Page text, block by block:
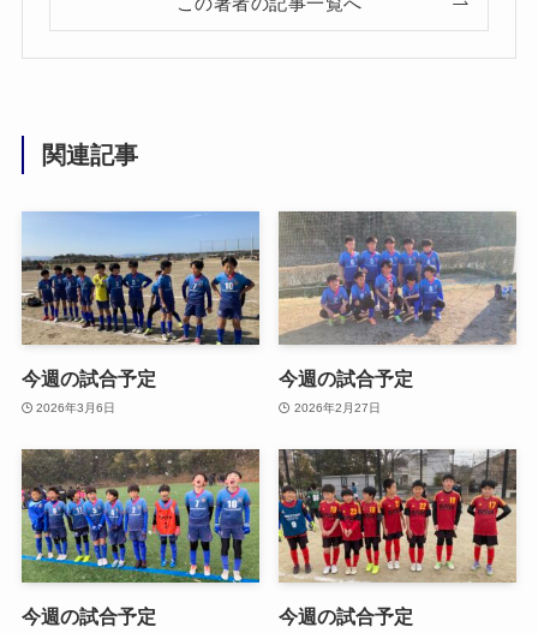
関連記事
今週の試合予定
2026年3月6日
今週の試合予定
2026年2月27日
今週の試合予定 今週の試合予定